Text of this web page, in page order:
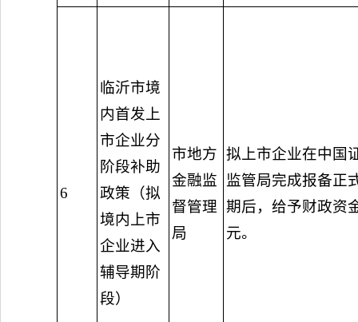
6
临沂市境
内首发上
市企业分
阶段补助
政策（拟
境内上市
企业进入
辅导期阶
段）
市地方
金融监
督管理
局
拟上市企业在中国
监管局完成报备正
期后，给予财政资
元。